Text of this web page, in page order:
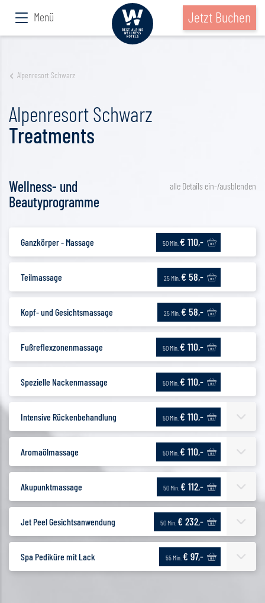
Menü Jetzt Buchen
Alpenresort Schwarz
Alpenresort Schwarz
Treatments
alle Details ein-/ausblenden
Wellness- und
Beautyprogramme
Ganzkörper - Massage 50 Min. € 110,-
Teilmassage 25 Min. € 58,-
Kopf- und Gesichtsmassage 25 Min. € 58,-
Fußreflexzonenmassage 50 Min. € 110,-
Spezielle Nackenmassage 50 Min. € 110,-
Intensive Rückenbehandlung 50 Min. € 110,-
Aromaölmassage 50 Min. € 110,-
Akupunktmassage 50 Min. € 112,-
Jet Peel Gesichtsanwendung 50 Min. € 232,-
Spa Pediküre mit Lack 55 Min. € 97,-